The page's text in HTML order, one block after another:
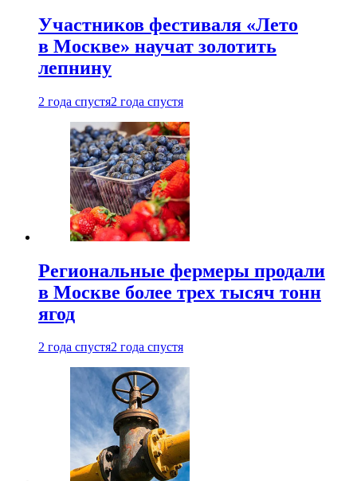
Участников фестиваля «Лето
в Москве» научат золотить
лепнину
2 года спустя2 года спустя
Региональные фермеры продали
в Москве более трех тысяч тонн
ягод
2 года спустя2 года спустя